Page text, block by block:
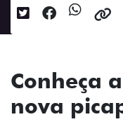
Conheça
nova